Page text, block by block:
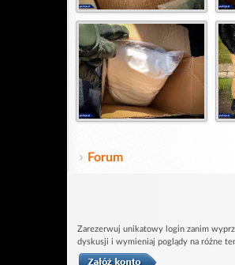
Forum
Zarezerwuj unikatowy login zanim
dyskusji i wymieniaj poglądy na różne